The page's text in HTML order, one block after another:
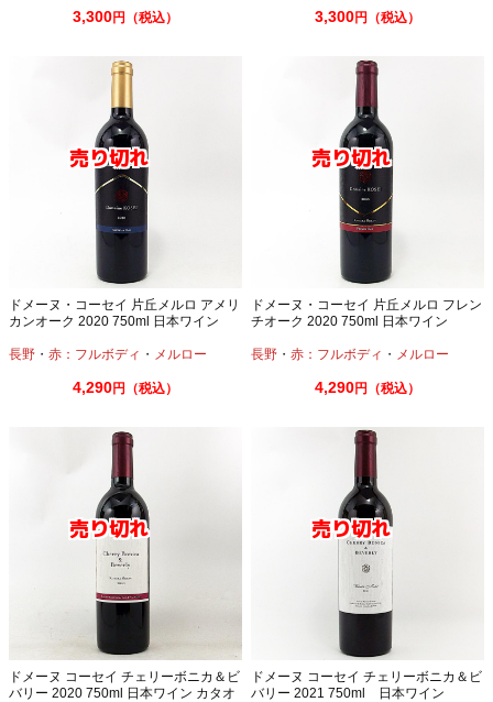
3,300円（税込） 3,300円（税込）
ドメーヌ・コーセイ 片丘メルロ アメリ
カンオーク 2020 750ml 日本ワイン
長野 ・ 赤：フルボディ ・ メルロー
4,290円（税込）
ドメーヌ・コーセイ 片丘メルロ フレン
チオーク 2020 750ml 日本ワイン
長野 ・赤：フルボディ ・ メルロー
4,290円（税込）
ドメーヌ コーセイ チェリーボニカ＆ビ
バリー 2020 750ml 日本ワイン カタオ
ドメーヌ コーセイ チェリーボニカ＆ビ
バリー 2021 750ml 日本ワイン